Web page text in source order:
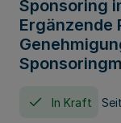
Sponsoring
Ergänzende
In Kraft